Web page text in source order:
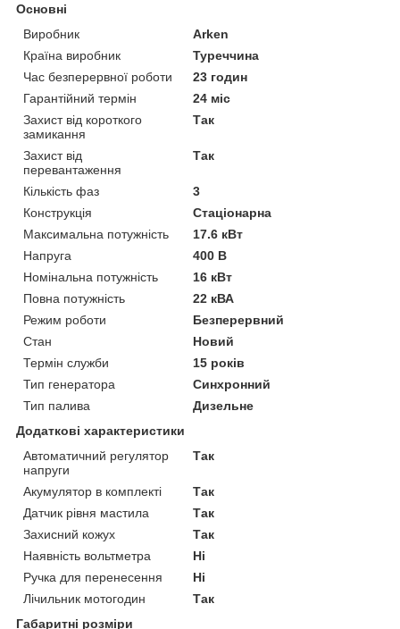
Основні
Виробник
Arken
Країна виробник
Туреччина
Час безперервної роботи
23 годин
Гарантійний термін
24 міс
Захист від короткого
замикання
Так
Захист від
перевантаження
Так
Кількість фаз
3
Конструкція
Стаціонарна
Максимальна потужність
17.6 кВт
Напруга
400 В
Номінальна потужність
16 кВт
Повна потужність
22 кВА
Режим роботи
Безперервний
Стан
Новий
Термін служби
15 років
Тип генератора
Синхронний
Тип палива
Дизельне
Додаткові характеристики
Автоматичний регулятор
напруги
Так
Акумулятор в комплекті
Так
Датчик рівня мастила
Так
Захисний кожух
Так
Наявність вольтметра
Ні
Ручка для перенесення
Ні
Лічильник мотогодин
Так
Габаритні розміри